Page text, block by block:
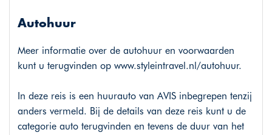
Autohuur
Meer informatie over de autohuur en voorwaarden
kunt u terugvinden op www.styleintravel.nl/autohuur.
In deze reis is een huurauto van AVIS inbegrepen tenzij
anders vermeld. Bij de details van deze reis kunt u de
categorie auto terugvinden en tevens de duur van het